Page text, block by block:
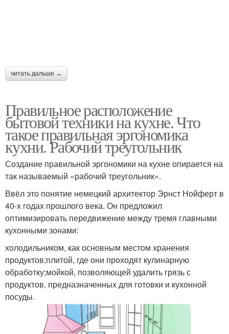
читать дальше →
Правильное расположение
бытовой техники на кухне. Что
такое правильная эргономика
кухни. Рабочий треугольник
Создание правильной эргономики на кухне опирается на
так называемый «рабочий треугольник».
Ввёл это понятие немецкий архитектор Эрнст Нойферт в
40-х годах прошлого века. Он предложил
оптимизировать передвижение между тремя главными
кухонными зонами:
холодильником, как основным местом хранения
продуктов;плитой, где они проходят кулинарную
обработку;мойкой, позволяющей удалить грязь с
продуктов, предназначенных для готовки и кухонной
посуды.